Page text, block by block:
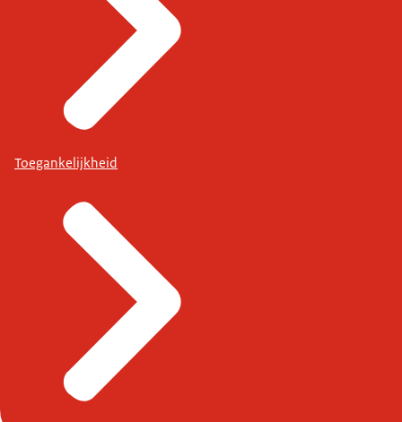
Toegankelijkheid